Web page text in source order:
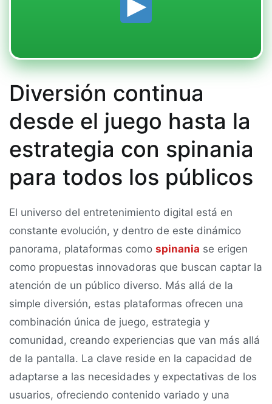
Diversión continua
desde el juego hasta la
estrategia con spinania
para todos los públicos
El universo del entretenimiento digital está en
constante evolución, y dentro de este dinámico
panorama, plataformas como spinania se erigen
como propuestas innovadoras que buscan captar la
atención de un público diverso. Más allá de la
simple diversión, estas plataformas ofrecen una
combinación única de juego, estrategia y
comunidad, creando experiencias que van más allá
de la pantalla. La clave reside en la capacidad de
adaptarse a las necesidades y expectativas de los
usuarios, ofreciendo contenido variado y una